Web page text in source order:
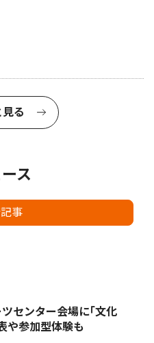
る
ス
事
センター会場に｢文化
参加型体験も